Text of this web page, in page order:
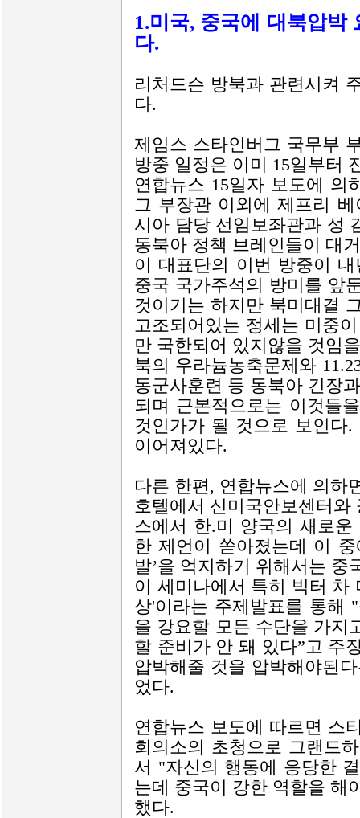
1.미국, 중국에 대북압박
다.
리처드슨 방북과 관련시켜
다.
제임스 스타인버그 국무부
방중 일정은 이미 15일부터
연합뉴스 15일자 보도에 의
그 부장관 이외에 제프리
시아 담당 선임보좌관과 성
동북아 정책 브레인들이 대
이 대표단의 이번 방중이
중국 국가주석의 방미를 앞
것이기는 하지만 북미대결
고조되어있는 정세는 미중
만 국한되어 있지않을 것임
북의 우라늄농축문제와
동군사훈련 등 동북아 긴장
되며 근본적으로는 이것들
것인가가 될 것으로 보인다
이어져있다.
다른 한편, 연합뉴스에 의하
호텔에서 신미국안보센터
스에서 한.미 양국의 새로
한 제언이 쏟아졌는데 이
발’을 억지하기 위해서는
이 세미나에서 특히 빅터 차
상'이라는 주제발표를 통해
을 강요할 모든 수단을 가지
할 준비가 안 돼 있다”고 주
압박해줄 것을 압박해야된
었다.
연합뉴스 보도에 따르면 스
회의소의 초청으로 그랜드
서 "자신의 행동에 응당한
는데 중국이 강한 역할을 해
했다.